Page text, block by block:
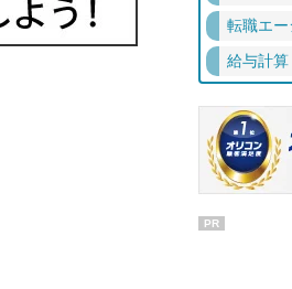
転職エ
給与計算
PR